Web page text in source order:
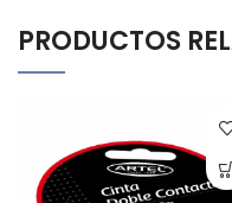
PRODUCTOS